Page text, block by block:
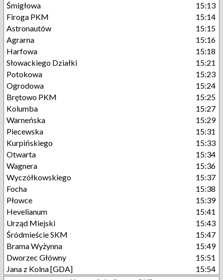
Śmigłowa
15:13
Firoga PKM
15:14
Astronautów
15:15
Agrarna
15:16
Harfowa
15:18
Słowackiego Działki
15:21
Potokowa
15:23
Ogrodowa
15:24
Brętowo PKM
15:25
Kolumba
15:27
Warneńska
15:29
Piecewska
15:31
Kurpińskiego
15:33
Otwarta
15:34
Wagnera
15:36
Wyczółkowskiego
15:37
Focha
15:38
Płowce
15:39
Hevelianum
15:41
Urząd Miejski
15:43
Śródmieście SKM
15:47
Brama Wyżynna
15:49
Dworzec Główny
15:51
Jana z Kolna [GDA]
15:54